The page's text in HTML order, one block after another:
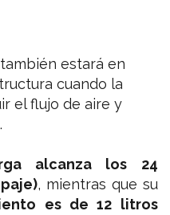
estará en
cuando la
el flujo de aire y
alcanza los 24
, mientras que su
es de 12 litros